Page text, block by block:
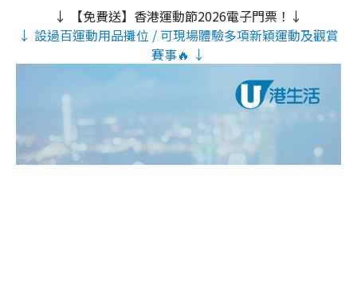
↓ 【免費送】香港運動節2026電子門票！↓
↓ 設過百運動用品攤位 / 可現場體驗多項新穎運動及觀賞
賽事🔥 ↓